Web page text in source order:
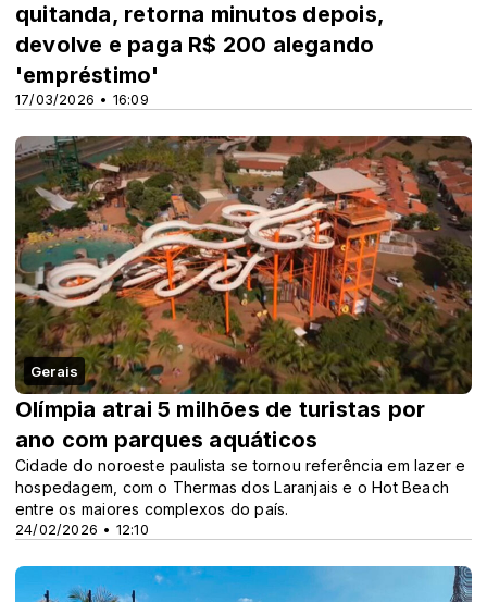
17/03/2026 • 16:09
quitanda, retorna minutos depois,
devolve e paga R$ 200 alegando
'empréstimo'
Gerais
24/02/2026 • 12:10
Olímpia atrai 5 milhões de turistas por
ano com parques aquáticos
Cidade do noroeste paulista se tornou referência em lazer e
hospedagem, com o Thermas dos Laranjais e o Hot Beach
entre os maiores complexos do país.